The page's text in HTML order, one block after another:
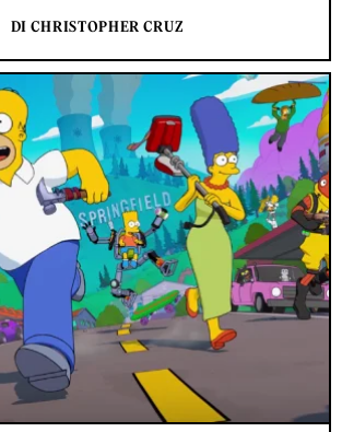
DI CHRISTOPHER CRUZ